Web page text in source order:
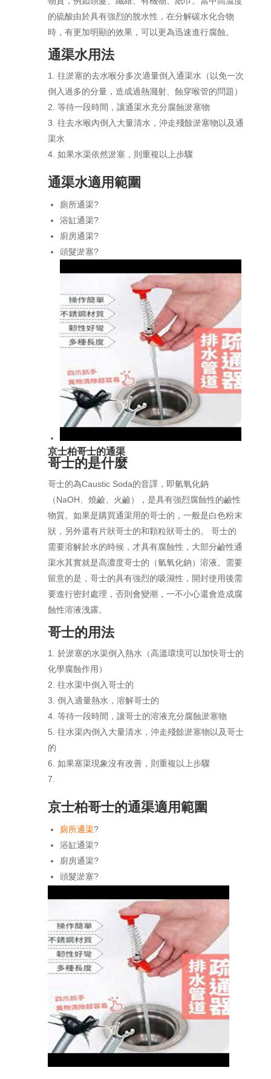
的硫酸由於具有強烈的脫水性，在分解碳水化合物
時，有更加明顯的效果，可以更為迅速進行腐蝕。
通渠水用法
往淤塞的去水喉分多次適量倒入通渠水（以免一次
倒入過多的分量，造成過熱濺射、蝕穿喉管的問題）
等待一段時間，讓通渠水充分腐蝕淤塞物
往去水喉內倒入大量清水，沖走殘餘淤塞物以及通
渠水
如果水渠依然淤塞，則重複以上步驟
通渠水適用範圍
廁所通渠?
浴缸通渠?
廚房通渠?
頭髮淤塞?
京士柏哥士的通渠
哥士的是什麼
哥士的為Caustic Soda的音譯，即氫氧化鈉
（NaOH、燒鹼、火鹼），是具有強烈腐蝕性的鹼性
物質。如果是購買通渠用的哥士的，一般是白色粉末
狀，另外還有片狀哥士的和顆粒狀哥士的。 哥士的
需要溶解於水的時候，才具有腐蝕性，大部分鹼性通
渠水其實就是高濃度哥士的（氫氧化鈉）溶液。需要
留意的是，哥士的具有強烈的吸濕性，開封使用後需
要進行密封處理，否則會變潮，一不小心還會造成腐
蝕性溶液洩露。
哥士的用法
於淤塞的水渠倒入熱水（高溫環境可以加快哥士的
化學腐蝕作用）
往水渠中倒入哥士的
倒入適量熱水，溶解哥士的
等待一段時間，讓哥士的溶液充分腐蝕淤塞物
往水渠內倒入大量清水，沖走殘餘淤塞物以及哥士
的
如果塞渠現象沒有改善，則重複以上步驟
京士柏哥士的通渠適用範圍
廁所通渠?
浴缸通渠?
廚房通渠?
頭髮淤塞?